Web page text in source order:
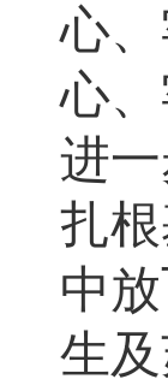
心
心
进
扎
中
生